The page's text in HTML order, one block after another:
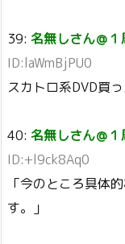
39: 名無しさん＠１
ID:laWmBjPU0
スカトロ系DVD買
40: 名無しさん＠１
ID:+l9ck8Aq0
「今のところ具体
す。」